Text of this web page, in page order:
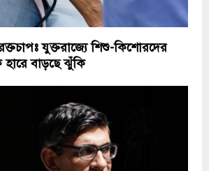
যুক্তরাজ্যে শিশু-কিশোরদের
বাড়ছে ঝুঁকি